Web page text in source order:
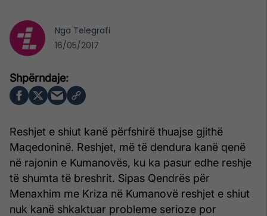
Reshjet e shiut kanë përfshirë thuajse gjithë
Maqedoninë. Reshjet, më të dendura kanë qenë
në rajonin e Kumanovës, ku ka pasur edhe reshje
të shumta të breshrit. Sipas Qendrës për
Menaxhim me Kriza në Kumanovë reshjet e shiut
nuk kanë shkaktuar probleme serioze por
Nga Telegrafi
16/05/2017